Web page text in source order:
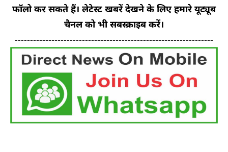
फॉलो कर सकते हैं। लेटेस्ट खबरें देखने के लिए हमारे यूट्यूब
चैनल को भी सबस्क्राइब करें।
-----------------------------------------------------------------